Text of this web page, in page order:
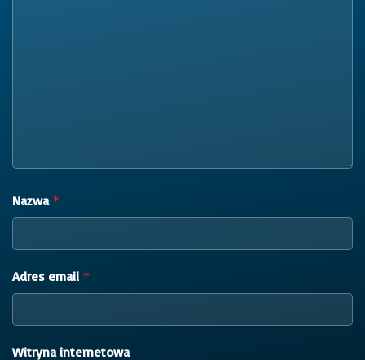
Nazwa *
Adres email *
Witryna internetowa